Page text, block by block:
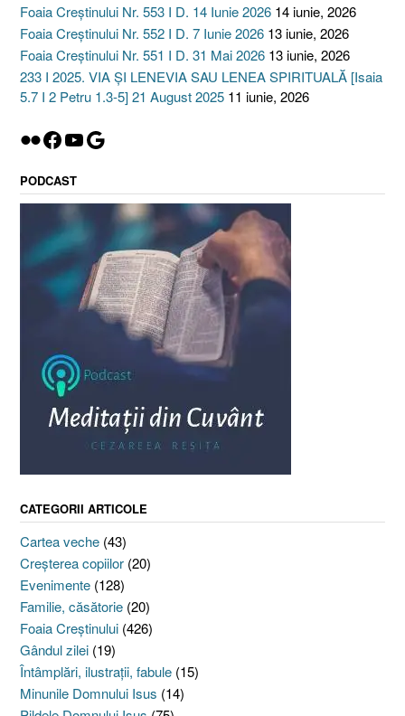
Foaia Creștinului Nr. 553 I D. 14 Iunie 2026 14 iunie, 2026
Foaia Creștinului Nr. 552 I D. 7 Iunie 2026 13 iunie, 2026
Foaia Creștinului Nr. 551 I D. 31 Mai 2026 13 iunie, 2026
233 I 2025. VIA ȘI LENEVIA SAU LENEA SPIRITUALĂ [Isaia
5.7 I 2 Petru 1.3-5] 21 August 2025 11 iunie, 2026
Flickr
Facebook
YouTube
Google
PODCAST
CATEGORII ARTICOLE
Cartea veche (43)
Creşterea copiilor (20)
Evenimente (128)
Familie, căsătorie (20)
Foaia Creştinului (426)
Gândul zilei (19)
Întâmplări, ilustraţii, fabule (15)
Minunile Domnului Isus (14)